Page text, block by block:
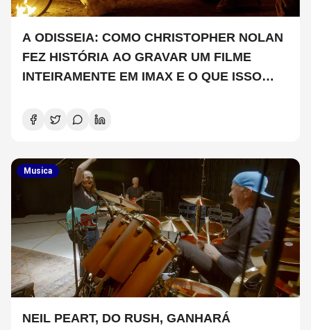
A ODISSEIA: COMO CHRISTOPHER NOLAN
FEZ HISTÓRIA AO GRAVAR UM FILME
INTEIRAMENTE EM IMAX E O QUE ISSO
Musica
NEIL PEART, DO RUSH, GANHARÁ